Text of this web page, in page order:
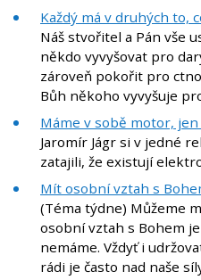
Každý má v druhých to,
Náš stvořitel a Pán vše
někdo vyvyšovat pro
zároveň pokořit pro
Bůh někoho vyvyšuje
Máme v sobě motor,
Jaromír Jágr si v jedné
zatajili, že existují
Mít osobní vztah s
(Téma týdne) Můžeme
osobní vztah s Bohem
nemáme. Vždyť i
rádi je často nad naše